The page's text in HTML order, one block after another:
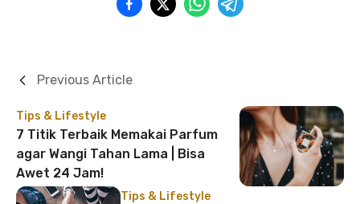
Tips & Lifestyle
7 Titik Terbaik Memakai Parfum
agar Wangi Tahan Lama | Bisa
Awet 24 Jam!
Previous Article
Tips & Lifestyle